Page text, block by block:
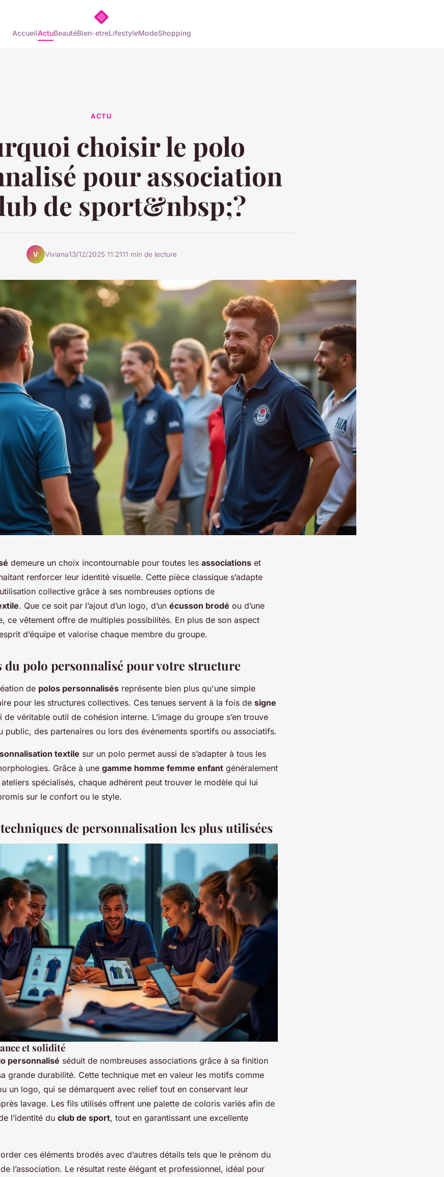
AccueilActuBeautéBien-etreLifestyleModeShopping
ACTU
choisir le polo
pour association
de sport&nbsp;?
V Viviana13/12/2025 11:2111 min de lecture
demeure un choix incontournable pour toutes les associations et
renforcer leur identité visuelle. Cette pièce classique s’adapte
collective grâce à ses nombreuses options de
. Que ce soit par l’ajout d’un logo, d’un écusson brodé ou d’une
ce vêtement offre de multiples possibilités. En plus de son aspect
d’équipe et valorise chaque membre du groupe.
du polo personnalisé pour votre structure
de polos personnalisés représente bien plus qu'une simple
pour les structures collectives. Ces tenues servent à la fois de signe
de véritable outil de cohésion interne. L’image du groupe s’en trouve
public, des partenaires ou lors des événements sportifs ou associatifs.
textile sur un polo permet aussi de s’adapter à tous les
Grâce à une gamme homme femme enfant généralement
spécialisés, chaque adhérent peut trouver le modèle qui lui
sur le confort ou le style.
de personnalisation les plus utilisées
et solidité
personnalisé séduit de nombreuses associations grâce à sa finition
grande durabilité. Cette technique met en valeur les motifs comme
un logo, qui se démarquent avec relief tout en conservant leur
lavage. Les fils utilisés offrent une palette de coloris variés afin de
l’identité du club de sport, tout en garantissant une excellente
ces éléments brodés avec d’autres détails tels que le prénom du
l’association. Le résultat reste élégant et professionnel, idéal pour